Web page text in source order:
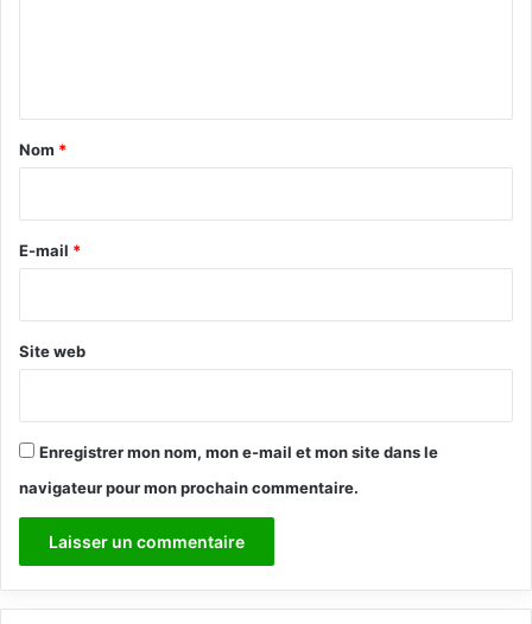
a
e
Nom *
E-mail *
Site web
Enregistrer mon nom, mon e-mail et mon site dans le
navigateur pour mon prochain commentaire.